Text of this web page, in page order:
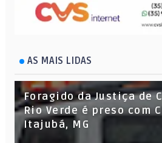
AS MAIS LIDAS
Foragido da Justiça de
Rio Verde é preso com
Itajubá, MG